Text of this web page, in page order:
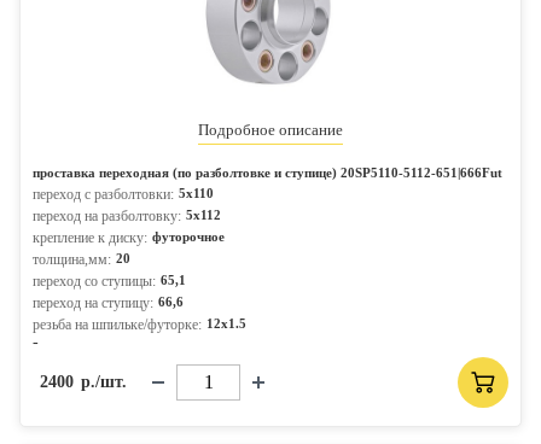
Подробное описание
проставка переходная (по разболтовке и ступице) 20SP5110-5112-651|666Fut
переход с разболтовки: 5x110
переход на разболтовку: 5x112
крепление к диску: футорочное
толщина,мм: 20
переход со ступицы: 65,1
переход на ступицу: 66,6
резьба на шпильке/футорке: 12x1.5
-
2400 р./шт.